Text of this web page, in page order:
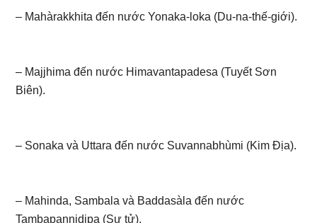
– Mahàrakkhita đến nước Yonaka-loka (Du-na-thế-giới).
– Majjhima đến nước Himavantapadesa (Tuyết Sơn
Biên).
– Sonaka và Uttara đến nước Suvannabhùmi (Kim Địa).
– Mahinda, Sambala và Baddasàla đến nước
Tambapannidipa (Sư tử).